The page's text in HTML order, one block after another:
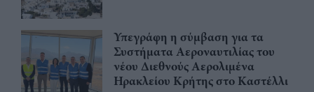
Υπεγράφη η σύμβαση για τα
Συστήματα Αεροναυτιλίας του
νέου Διεθνούς Αερολιμένα
Ηρακλείου Κρήτης στο Καστέλλι